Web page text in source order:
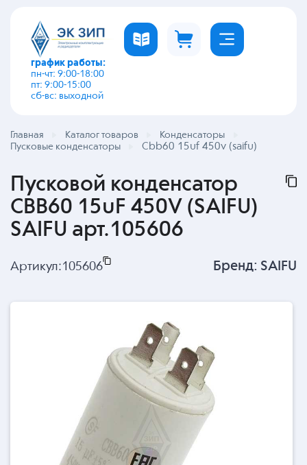
график работы:
пн-чт: 9:00-18:00
пт: 9:00-15:00
сб-вс: выходной
Главная Каталог товаров
Конденсаторы
Пусковые конденсаторы
Cbb60 15uf 450v (saifu)
Пусковой конденсатор
CBB60 15uF 450V (SAIFU)
SAIFU арт.105606
Артикул:105606 Бренд: SAIFU